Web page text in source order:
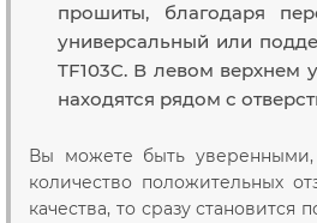
прошиты, благодаря
универсальный или
TF103C. В левом верхнем
находятся рядом с
Вы можете быть уверенными,
количество положительных
качества, то сразу